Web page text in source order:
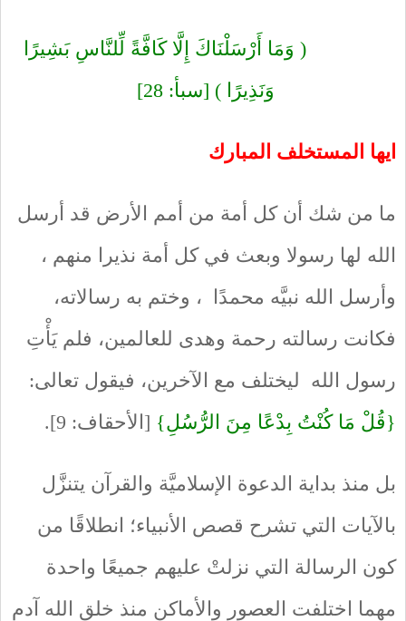
( وَمَا أَرْسَلْنَاكَ إِلَّا كَافَّةً لِّلنَّاسِ بَشِيرًا
وَنَذِيرًا ) [سبأ: 28] ‏
ايها المستخلف المبارك
ما من شك أن كل أمة من أمم الأرض قد أرسل
الله لها رسولا وبعث في كل أمة نذيرا منهم ،
وأرسل الله نبيَّه محمدًا ، وختم به رسالاته،
فكانت رسالته رحمة وهدى للعالمين، فلم يَأْتِ
رسول الله ليختلف مع الآخرين، فيقول تعالى:
{قُلْ مَا كُنْتُ بِدْعًا مِنَ الرُّسُلِ} [الأحقاف: 9].
بل منذ بداية الدعوة الإسلاميَّة والقرآن يتنزَّل
بالآيات التي تشرح قصص الأنبياء؛ انطلاقًا من
كون الرسالة التي نزلتْ عليهم جميعًا واحدة
مهما اختلفت العصور والأماكن منذ خلق الله آدم